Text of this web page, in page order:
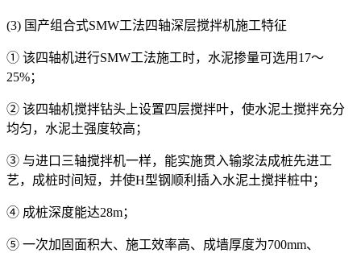
(3) 国产组合式SMW工法四轴深层搅拌机施工特征
① 该四轴机进行SMW工法施工时，水泥掺量可选用17～
25%；
② 该四轴机搅拌钻头上设置四层搅拌叶，使水泥土搅拌充分
均匀，水泥土强度较高；
③ 与进口三轴搅拌机一样，能实施贯入输浆法成桩先进工
艺，成桩时间短，并使H型钢顺利插入水泥土搅拌桩中；
④ 成桩深度能达28m；
⑤ 一次加固面积大、施工效率高、成墙厚度为700mm、